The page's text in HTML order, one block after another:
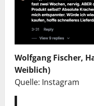
Wolfgang Fischer,
Weiblich)
Quelle: Instagram